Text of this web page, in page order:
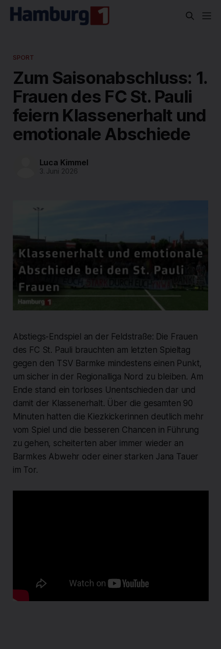
SPORT
Zum Saisonabschluss: 1.
Frauen des FC St. Pauli
feiern Klassenerhalt und
emotionale Abschiede
Luca Kimmel
3. Juni 2026
Abstiegs-Endspiel an der Feldstraße: Die Frauen
des FC St. Pauli brauchten am letzten Spieltag
gegen den TSV Barmke mindestens einen Punkt,
um sicher in der Regionalliga Nord zu bleiben. Am
Ende stand ein torloses Unentschieden dar und
damit der Klassenerhalt. Über die gesamten 90
Minuten hatten die Kiezkickerinnen deutlich mehr
vom Spiel und die besseren Chancen in Führung
zu gehen, scheiterten aber immer wieder an
Barmkes Abwehr oder einer starken Jana Tauer
im Tor.